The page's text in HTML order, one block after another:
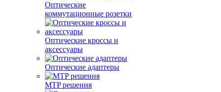
Оптические
коммутационные розетки
Оптические кроссы и
аксессуары
Оптические адаптеры
MTP решения